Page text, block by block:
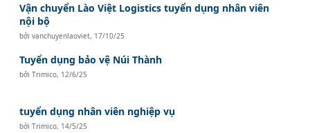
Vận chuyển Lào Việt Logistics tuyển dụng nhân viên
nội bộ
bởivanchuyenlaoviet, 17/10/25
Tuyển dụng bảo vệ Núi Thành
bởiTrimico, 12/6/25
tuyển dụng nhân viên nghiệp vụ
bởiTrimico, 14/5/25